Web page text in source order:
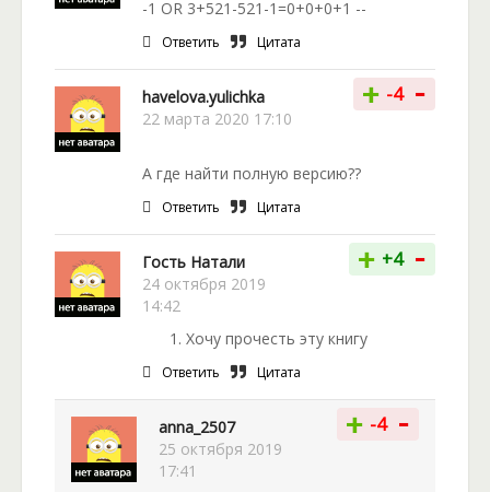
-1 OR 3+521-521-1=0+0+0+1 --
Ответить Цитата
havelova.yulichka
22 марта 2020 17:10
+ -4 -
А где найти полную версию??
Ответить Цитата
Гость Натали
24 октября 2019
14:42
+ +4 -
Хочу прочесть эту книгу
Ответить Цитата
anna_2507
25 октября 2019
17:41
+ -4 -